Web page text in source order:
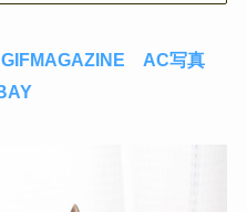
GIFMAGAZINE
AC写真